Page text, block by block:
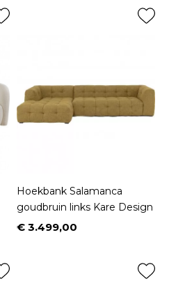
Hoekbank Salamanca
goudbruin links Kare Design
Prijs
€ 3.499,00